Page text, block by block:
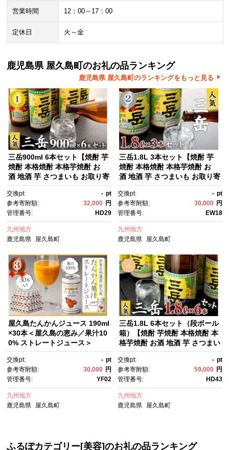
営業時間 12：00～17：00
定休日 火～金
鹿児島県 屋久島町のお礼の品ランキング
鹿児島県 屋久島町のランキングをもっと見る
三岳900ml 6本セット【焼酎 芋
焼酎 本格焼酎 本格芋焼酎 お
酒 地酒 芋 さつまいも お取り寄
島町 HD29】
交換pt: - pt
参考寄附額:
32,000 円
管理番号:
HD29
九州地方
鹿児島県
屋久島町
三岳1.8L 3本セット【焼酎 芋
焼酎 本格焼酎 本格芋焼酎 お
酒 地酒 芋 さつまいも お取り寄
島町 EW18】
交換pt: - pt
参考寄附額:
30,000 円
管理番号:
EW18
九州地方
鹿児島県
屋久島町
屋久島たんかんジュース 190ml
×30本＜屋久島の恵み／果汁10
0% ストレートジュース＞
交換pt: - pt
参考寄附額:
30,000 円
管理番号:
YF02
九州地方
鹿児島県
屋久島町
4
三岳1.8L 6本セット（段ボール
箱）【焼酎 芋焼酎 本格焼酎 本
格芋焼酎 お酒 地酒 芋 さつまい
児島県 屋久島町 HD43】
交換pt: - pt
参考寄附額:
59,000 円
管理番号:
HD43
九州地方
鹿児島県
屋久島町
ふるぽカテゴリー[美容]のお礼の品ランキング